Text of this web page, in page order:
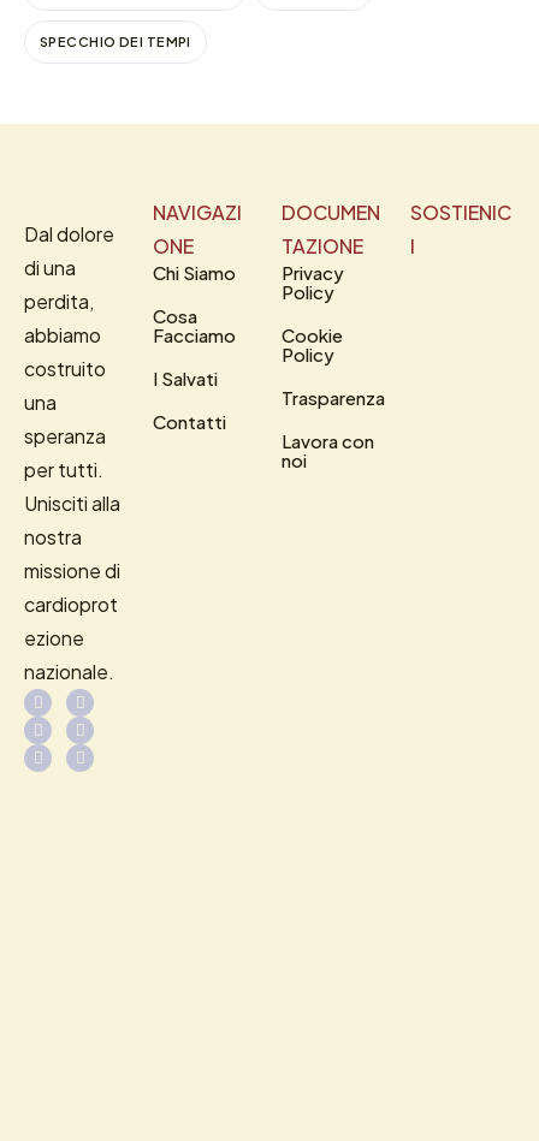
SPECCHIO DEI TEMPI
Dal dolore
di una
perdita,
abbiamo
costruito
una
speranza
per tutti.
Unisciti alla
nostra
missione di
cardioprot
ezione
nazionale.
NAVIGAZI
ONE
Chi Siamo
Cosa
Facciamo
I Salvati
Contatti
DOCUMEN
TAZIONE
Privacy
Policy
Cookie
Policy
Trasparenza
Lavora con
noi
SOSTIENIC
I